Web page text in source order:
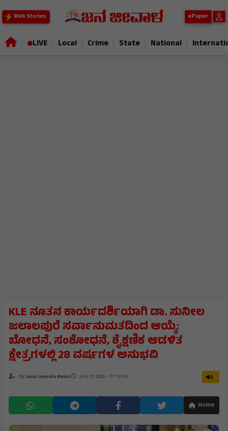
Web Stories ePaper
LIVE Local Crime State National
KLE ನೂತನ ಕಾರ್ಯದರ್ಶಿಯಾಗಿ ಡಾ. ಸುನೀಲ
ಜಲಾಲಪುರೆ ಸರ್ವಾನುಮತದಿಂದ ಆಯ್ಕೆ:
ಬೋಧನೆ, ಸಂಶೋಧನೆ, ಶೈಕ್ಷಣಿಕ ಆಡಳಿತ
ಕ್ಷೇತ್ರಗಳಲ್ಲಿ 28 ವರ್ಷಗಳ ಅನುಭವಿ
ByJana Jeevala News July 07, 2026 - 07:13 PM
Home